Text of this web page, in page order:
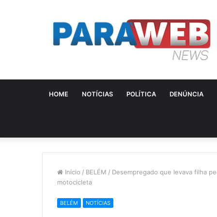
HOME NOTÍCIAS POLÍTICA DENÚNCIA
Início / BELÉM / Desempregado que levava filha
motocicleta
BELÉM NOTÍCIAS